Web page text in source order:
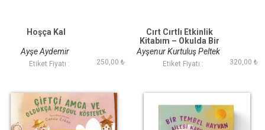
Hoşça Kal
Ayşe Aydemir
Etiket Fiyatı : 250,00 ₺
Cırt Cırtlı Etkinlik
Kitabım – Okulda Bir
Gün (2+ Yaş)
Ayşenur Kurtuluş Peltek
Etiket Fiyatı : 320,00 ₺